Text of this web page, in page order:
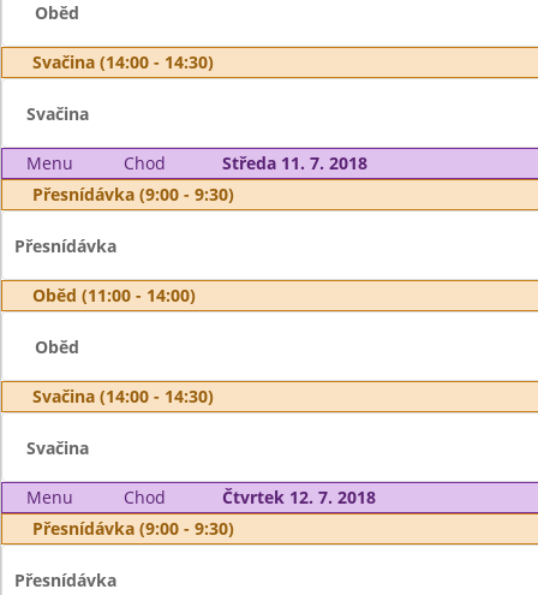
Oběd
Svačina (14:00 - 14:30)
Svačina
Menu Chod
Středa 11. 7. 2018
Přesnídávka (9:00 - 9:30)
Přesnídávka
Oběd (11:00 - 14:00)
Oběd
Svačina (14:00 - 14:30)
Svačina
Menu Chod
Čtvrtek 12. 7. 2018
Přesnídávka (9:00 - 9:30)
Přesnídávka